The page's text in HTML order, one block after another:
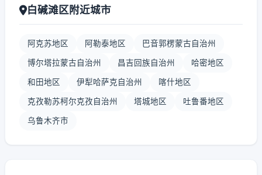
白碱滩区附近城市
阿克苏地区 阿勒泰地区 巴音郭楞蒙古自治州
博尔塔拉蒙古自治州 昌吉回族自治州 哈密地区
和田地区 伊犁哈萨克自治州 喀什地区
克孜勒苏柯尔克孜自治州 塔城地区 吐鲁番地区
乌鲁木齐市